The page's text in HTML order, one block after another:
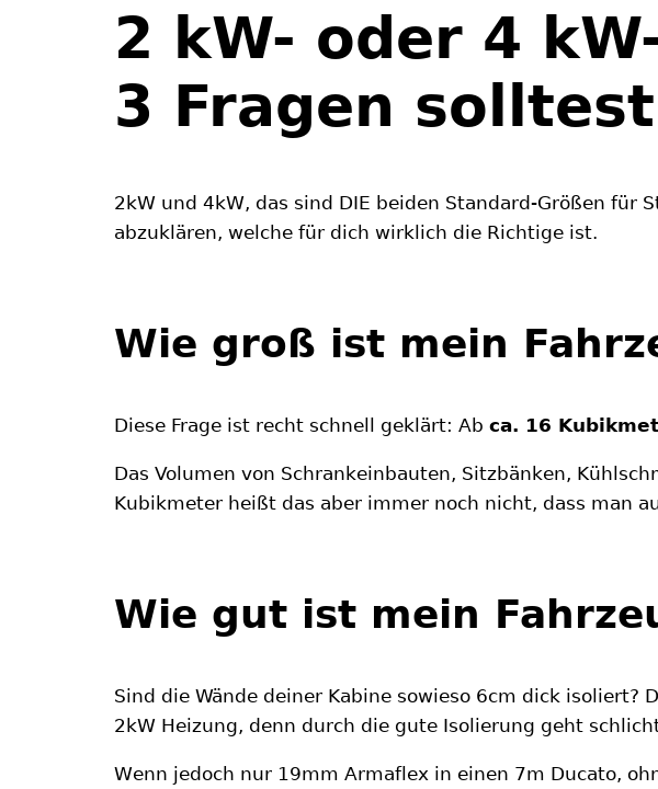
2 kW- oder 4
3 Fragen
2kW und 4kW, das sind DIE beiden Standard-Größen für
abzuklären, welche für dich wirklich die Richtige ist.
Wie groß ist mein
Diese Frage ist recht schnell geklärt: Ab ca. 16
Das Volumen von Schrankeinbauten, Sitzbänken,
Kubikmeter heißt das aber immer noch nicht, dass man
Wie gut ist mein
Sind die Wände deiner Kabine sowieso 6cm dick isoliert?
2kW Heizung, denn durch die gute Isolierung geht
Wenn jedoch nur 19mm Armaflex in einen 7m Ducato,